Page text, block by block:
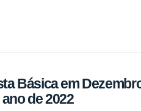
Básica em
de 2022